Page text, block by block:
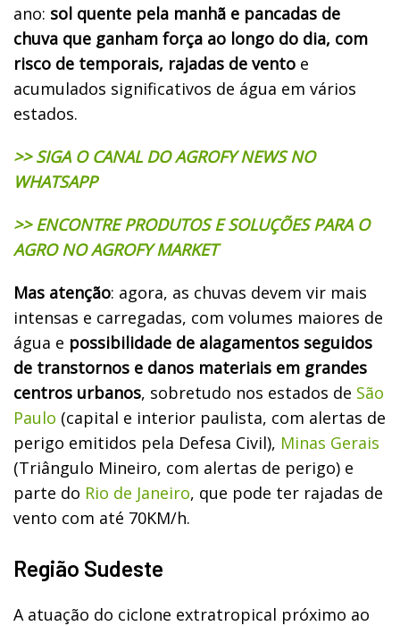
ano: sol quente pela manhã e pancadas de
chuva que ganham força ao longo do dia, com
risco de temporais, rajadas de vento e
acumulados significativos de água em vários
estados.
>> SIGA O CANAL DO AGROFY NEWS NO
WHATSAPP
>> ENCONTRE PRODUTOS E SOLUÇÕES PARA O
AGRO NO AGROFY MARKET
Mas atenção: agora, as chuvas devem vir mais
intensas e carregadas, com volumes maiores de
água e possibilidade de alagamentos seguidos
de transtornos e danos materiais em grandes
centros urbanos, sobretudo nos estados de São
Paulo (capital e interior paulista, com alertas de
perigo emitidos pela Defesa Civil), Minas Gerais
(Triângulo Mineiro, com alertas de perigo) e
parte do Rio de Janeiro, que pode ter rajadas de
vento com até 70KM/h.
Região Sudeste
A atuação do ciclone extratropical próximo ao